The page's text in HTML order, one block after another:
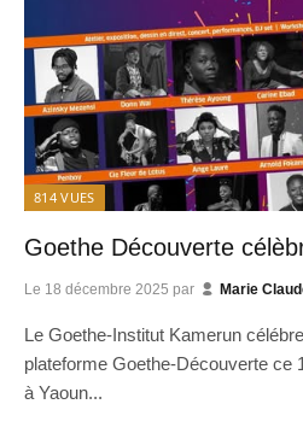
814 VUES
Goethe Découverte
Le 18 décembre 2025 par Marie
Le Goethe-Institut Kamerun
plateforme Goethe-Découverte ce
à Yaoun...